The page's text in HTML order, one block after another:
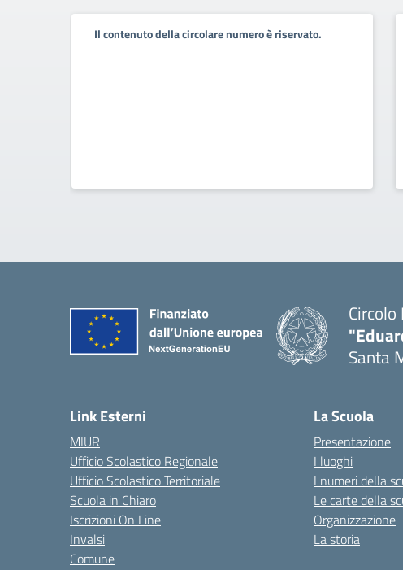
Il contenuto della circolare numero è riservato.
Santa
Link Esterni
MIUR
Ufficio Scolastico Regionale
Ufficio Scolastico Territoriale
Scuola in Chiaro
Iscrizioni On Line
Invalsi
Comune
La Scuola
Presentazione
I luoghi
I numeri della
Le carte della
Organizzazione
La storia